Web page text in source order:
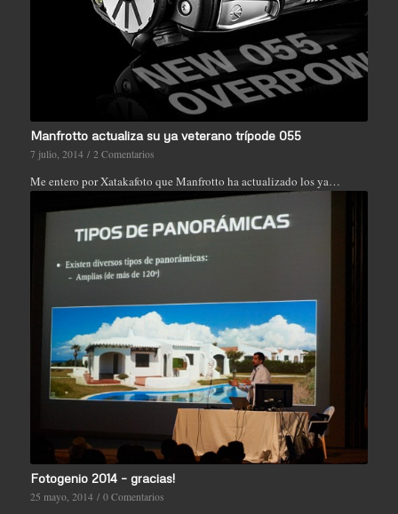
Manfrotto actualiza su ya veterano trípode 055
7 julio, 2014 / 2 Comentarios
Me entero por Xatakafoto que Manfrotto ha actualizado los ya…
Fotogenio 2014 – gracias!
25 mayo, 2014 / 0 Comentarios